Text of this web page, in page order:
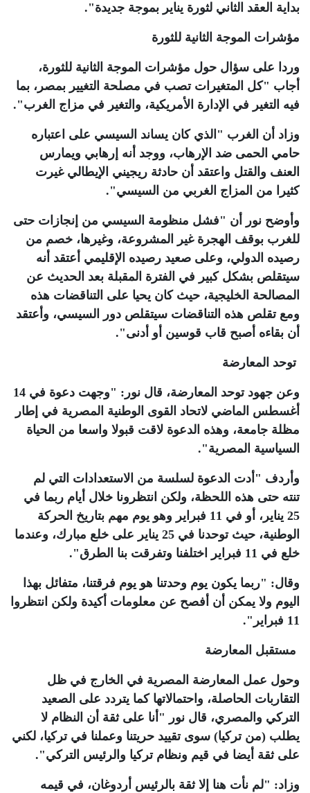
بداية العقد الثاني لثورة يناير بموجة جديدة".
مؤشرات الموجة الثانية للثورة
وردا على سؤال حول مؤشرات الموجة الثانية للثورة،
أجاب "كل المتغيرات تصب في مصلحة التغيير بمصر، بما
فيه التغير في الإدارة الأمريكية، والتغير في مزاج الغرب".
وزاد أن الغرب "الذي كان يساند السيسي على اعتباره
حامي الحمى ضد الإرهاب، ووجد أنه إرهابي ويمارس
العنف والقتل واعتقد أن حادثة ريجيني الإيطالي غيرت
كثيرا من المزاج الغربي من السيسي".
وأوضح نور أن "فشل منظومة السيسي من إنجازات حتى
للغرب بوقف الهجرة غير المشروعة، وغيرها، خصم من
رصيده الدولي، وعلى صعيد رصيده الإقليمي أعتقد أنه
سيتقلص بشكل كبير في الفترة المقبلة بعد الحديث عن
المصالحة الخليجية، حيث كان يحيا على التناقضات هذه
ومع تقلص هذه التناقضات سيتقلص دور السيسي، وأعتقد
أن بقاءه أصبح قاب قوسين أو أدنى".
توحد المعارضة
وعن جهود توحد المعارضة، قال نور: "وجهت دعوة في 14
أغسطس الماضي لاتحاد القوى الوطنية المصرية في إطار
مظلة جامعة، وهذه الدعوة لاقت قبولا واسعا من الحياة
السياسية المصرية".
وأردف "أدت الدعوة لسلسة من الاستعدادات التي لم
تنته حتى هذه اللحظة، ولكن انتظرونا خلال أيام ربما في
25 يناير، أو في 11 فبراير وهو يوم مهم بتاريخ الحركة
الوطنية، حيث توحدنا في 25 يناير على خلع مبارك، وعندما
خلع في 11 فبراير اختلفنا وتفرقت بنا الطرق".
وقال: "ربما يكون يوم وحدتنا هو يوم فرقتنا، متفائل بهذا
اليوم ولا يمكن أن أفصح عن معلومات أكيدة ولكن انتظروا
11 فبراير".
مستقبل المعارضة
وحول عمل المعارضة المصرية في الخارج في ظل
التقاربات الحاصلة، واحتمالاتها كما يتردد على الصعيد
التركي والمصري، قال نور "أنا على ثقة أن النظام لا
يطلب (من تركيا) سوى تقييد حريتنا وعملنا في تركيا، لكني
على ثقة أيضا في قيم ونظام تركيا والرئيس التركي".
وزاد: "لم نأت هنا إلا ثقة بالرئيس أردوغان، في قيمه